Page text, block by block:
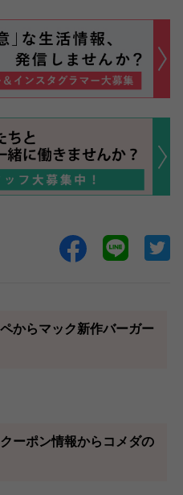
からマック新作バーガー
ーポン情報からコメダの